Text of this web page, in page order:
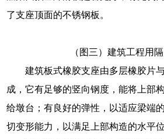
了支座顶面的不锈钢板。
（图三）建筑工程用
建筑板式橡胶支座由多层橡胶片
成，它有足够的竖向钢度，能将上部
给墩台；有良好的弹性，以适应梁端
切变形能力，以满足上部构造的水平位